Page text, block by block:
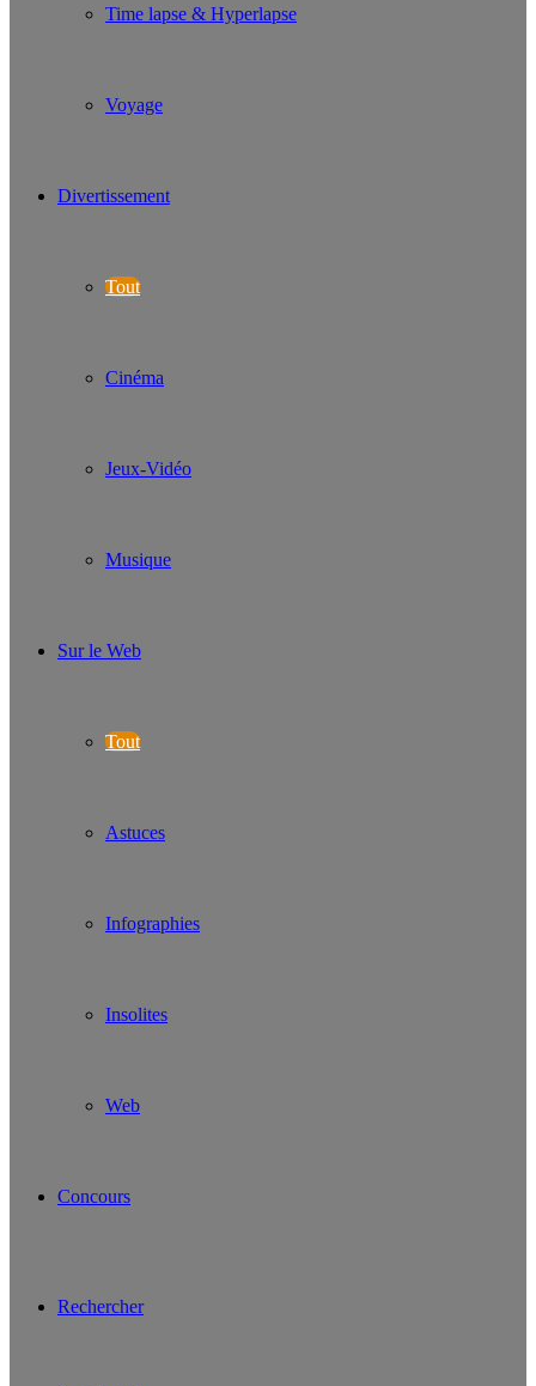
Time lapse & Hyperlapse
Voyage
Divertissement
Tout
Cinéma
Jeux-Vidéo
Musique
Sur le Web
Tout
Astuces
Infographies
Insolites
Web
Concours
Rechercher